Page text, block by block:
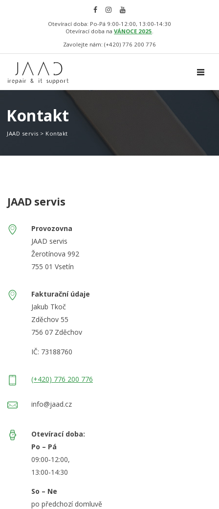
Otevírací doba: Po-Pá 9:00-12:00, 13:00-14:30
Otevírací doba na VÁNOCE 2025
Zavolejte nám: (+420) 776 200 776
Kontakt
JAAD servis > Kontakt
JAAD servis
Provozovna
JAAD servis
Žerotínova 992
755 01 Vsetín
Fakturační údaje
Jakub Tkoč
Zděchov 55
756 07 Zděchov
IČ: 73188760
(+420) 776 200 776
info@jaad.cz
Otevírací doba:
Po – Pá
09:00‑12:00,
13:00-14:30
So – Ne
po předchozí domluvě